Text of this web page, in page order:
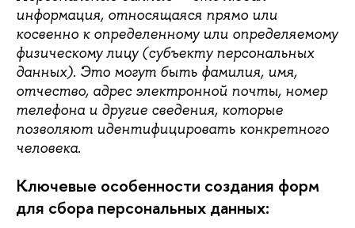
информация, относящаяся прямо или
косвенно к определенному или определяемому
физическому лицу (субъекту персональных
данных). Это могут быть фамилия, имя,
отчество, адрес электронной почты, номер
телефона и другие сведения, которые
позволяют идентифицировать конкретного
человека.
Ключевые особенности создания форм
для сбора персональных данных: